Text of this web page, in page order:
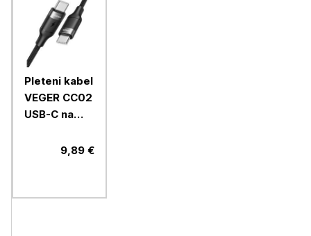
Pleteni kabel
VEGER CC02
USB-C na
9,89 €